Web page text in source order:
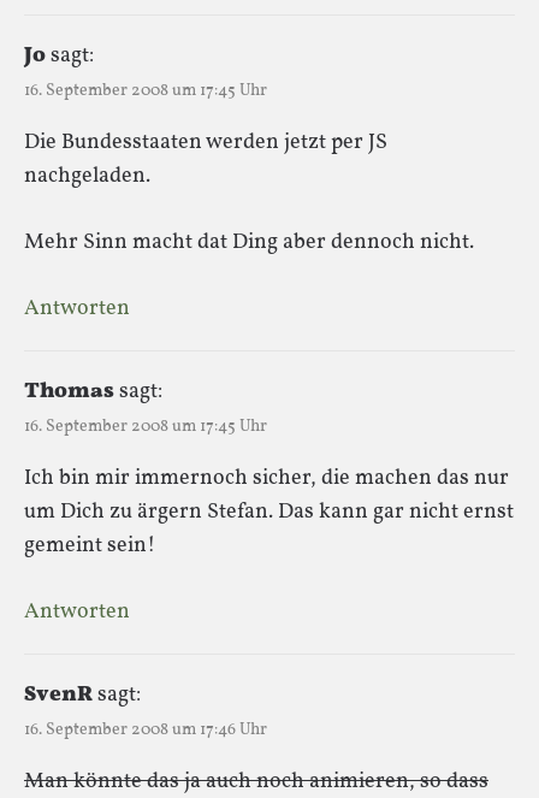
Josagt:
16. September 2008 um 17:45 Uhr
Die Bundesstaaten werden jetzt per JS
nachgeladen.
Mehr Sinn macht dat Ding aber dennoch nicht.
Antworten
Thomassagt:
16. September 2008 um 17:45 Uhr
Ich bin mir immernoch sicher, die machen das nur
um Dich zu ärgern Stefan. Das kann gar nicht ernst
gemeint sein!
Antworten
SvenRsagt:
16. September 2008 um 17:46 Uhr
Man könnte das ja auch noch animieren, so dass